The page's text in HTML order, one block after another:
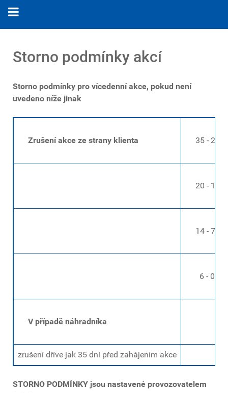
Storno podmínky akcí
Storno podmínky pro vícedenní akce, pokud není
uvedeno níže jinak
Zrušení akce ze strany klienta 35 - 21
20 - 15
14 - 7 dní
6 - 0 dní
V případě náhradníka
zrušení dříve jak 35 dní před zahájením akce
STORNO PODMÍNKY jsou nastavené provozovatelem